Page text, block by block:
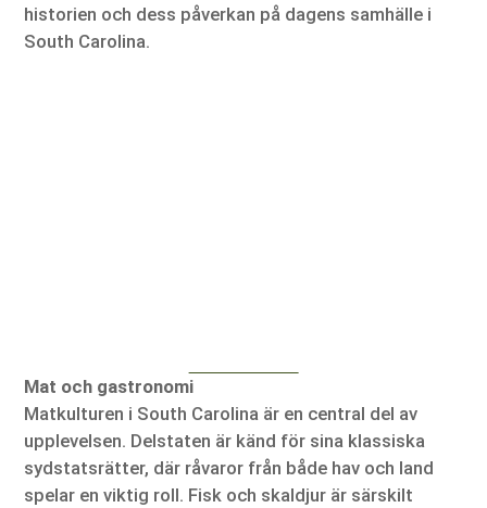
historien och dess påverkan på dagens samhälle i
South Carolina.
Mat och gastronomi
Matkulturen i South Carolina är en central del av
upplevelsen. Delstaten är känd för sina klassiska
sydstatsrätter, där råvaror från både hav och land
spelar en viktig roll. Fisk och skaldjur är särskilt